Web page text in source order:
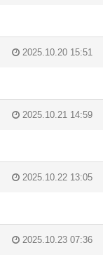
2025.10.20 15:51
2025.10.21 14:59
2025.10.22 13:05
2025.10.23 07:36